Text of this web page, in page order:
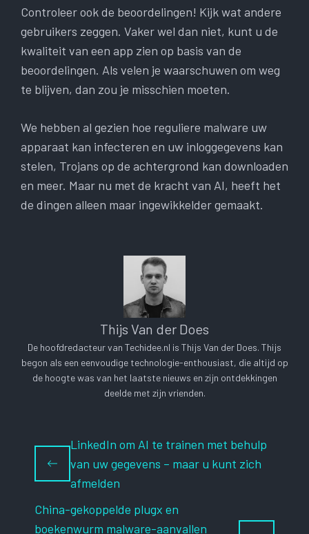
Controleer ook de beoordelingen! Kijk wat andere
gebruikers zeggen. Vaker wel dan niet, kunt u de
kwaliteit van een app zien op basis van de
beoordelingen. Als velen je waarschuwen om weg
te blijven, dan zou je misschien moeten.
We hebben al gezien hoe reguliere malware uw
apparaat kan infecteren en uw inloggegevens kan
stelen, Trojans op de achtergrond kan downloaden
en meer. Maar nu met de kracht van AI, heeft het
de dingen alleen maar ingewikkelder gemaakt.
Thijs Van der Does
De hoofdredacteur van Techidee.nl is Thijs Van der Does. Thijs
begon als een eenvoudige technologie-enthousiast, die altijd op
de hoogte was van het laatste nieuws en zijn ontdekkingen
deelde met zijn vrienden.
LinkedIn om AI te trainen met behulp
van uw gegevens – maar u kunt zich
afmelden
China-gekoppelde plugx en
boekenwurm malware-aanvallen